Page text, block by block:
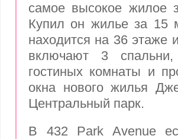
самое высокое жилое
Купил он жилье за 15
находится на 36 этаже
включают 3 спальни,
гостиных комнаты и
окна нового жилья
Центральный парк.
В 432 Park Avenue